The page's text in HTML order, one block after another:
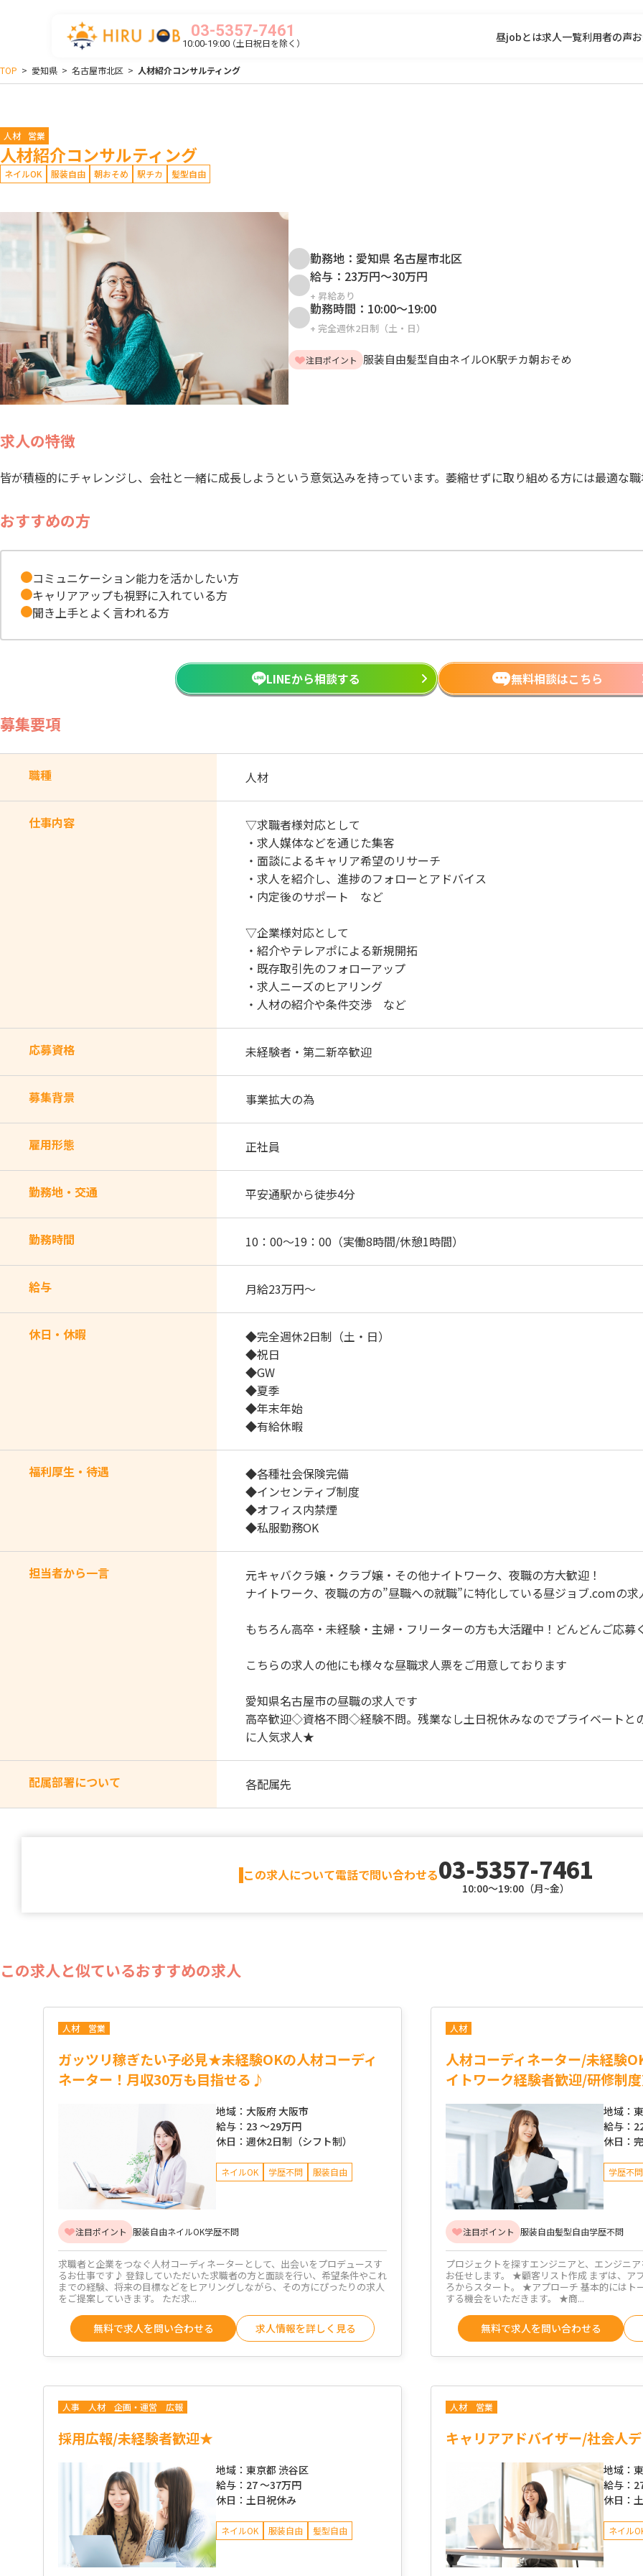
03-5357-7461
10:00-19:00（土日祝日を除く） 昼jobとは求人一覧利用者の声
TOP > 愛知県 > 名古屋市北区 > 人材紹介コンサルティング
人材 営業
人材紹介コンサルティング
ネイルOK 服装自由 朝おそめ 駅チカ 髪型自由
勤務地： 愛知県 名古屋市北区
給与： 23万円～30万円
+ 昇給あり
勤務時間： 10:00～19:00
+ 完全週休2日制（土・日）
注目ポイント 服装自由髪型自由ネイルOK駅チカ朝おそめ
求人の特徴
皆が積極的にチャレンジし、会社と一緒に成長しようという意気込みを持っています。萎縮せずに取り組める方には最適な
おすすめの方
コミュニケーション能力を活かしたい方
キャリアアップも視野に入れている方
聞き上手とよく言われる方
LINEから相談する 無料相談はこちら
募集要項
職種 人材
仕事内容
▽求職者様対応として
・求人媒体などを通じた集客
・面談によるキャリア希望のリサーチ
・求人を紹介し、進捗のフォローとアドバイス
・内定後のサポート など
▽企業様対応として
・紹介やテレアポによる新規開拓
・既存取引先のフォローアップ
・求人ニーズのヒアリング
・人材の紹介や条件交渉 など
応募資格 未経験者・第二新卒歓迎
募集背景 事業拡大の為
雇用形態 正社員
勤務地・交通 平安通駅から徒歩4分
勤務時間 10：00～19：00（実働8時間/休憩1時間）
給与 月給23万円～
休日・休暇
◆完全週休2日制（土・日）
◆祝日
◆GW
◆夏季
◆年末年始
◆有給休暇
福利厚生・待遇
◆各種社会保険完備
◆インセンティブ制度
◆オフィス内禁煙
◆私服勤務OK
担当者から一言
元キャバクラ嬢・クラブ嬢・その他ナイトワーク、夜職の方大歓迎！
ナイトワーク、夜職の方の”昼職への就職”に特化している昼ジョブ.comの求
もちろん高卒・未経験・主婦・フリーターの方も大活躍中！どんどんご応募
こちらの求人の他にも様々な昼職求人票をご用意しております
愛知県名古屋市の昼職の求人です
高卒歓迎◇資格不問◇経験不問。残業なし土日祝休みなのでプライベートと
に人気求人★
配属部署について 各配属先
この求人について電話で問い合わせる03-5357-7461
10:00～19:00（月~金）
この求人と似ているおすすめの求人
人材 営業
ガッツリ稼ぎたい子必見★未経験OKの人材コーディ
ネーター！月収30万も目指せる♪
地域： 大阪府 大阪市
給与： 23 ～29万円
休日： 週休2日制（シフト制）
ネイルOK 学歴不問 服装自由
注目ポイント 服装自由ネイルOK学歴不問
求職者と企業をつなぐ人材コーディネーターとして、出会いをプロデュースす
るお仕事です♪ 登録していただいた求職者の方と面談を行い、希望条件やこれ
までの経験、将来の目標などをヒアリングしながら、その方にぴったりの求人
をご提案していきます。 ただ求...
無料で求人を問い合わせる 求人情報を詳しく見る
人材
人材コーディネーター/未経験
イトワーク経験者歓迎/研修制
地域：
給与：
休日：
学歴不問
注目ポイント 服装自由髪型自由学歴不問
プロジェクトを探すエンジニアと、エンジニ
お任せします。 ★顧客リスト作成 まずは、ア
ろからスタート。 ★アプローチ 基本的にはト
する機会をいただきます。 ★商...
無料で求人を問い合わせる
人事 人材 企画・運営 広報
採用広報/未経験者歓迎★
地域： 東京都 渋谷区
給与： 27 ～37万円
休日： 土日祝休み
ネイルOK 服装自由 髪型自由
人材 営業
キャリアアドバイザー/社会人
地域：
給与：
休日：
ネイル